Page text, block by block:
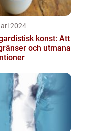
2024
konst: Att
och utmana